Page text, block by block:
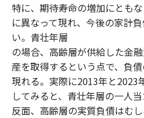
特に、期待寿命の増加にとも
に異なって現れ、今後の家計
い。青壮年層
の場合、高齢層が供給した金
産を取得するという点で、負
現れる。実際に2013年と2023
してみると、青壮年層の一人
反面、高齢層の実質負債はむし